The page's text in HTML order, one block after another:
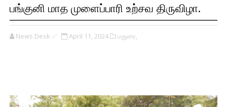
பங்குனி மாத முளைப்பாரி உற்சவ திருவிழா.
News Desk ✅ April 11, 2024 மதுரை,